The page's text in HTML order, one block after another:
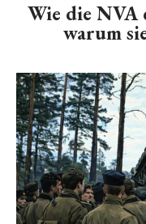
Wie die
warum